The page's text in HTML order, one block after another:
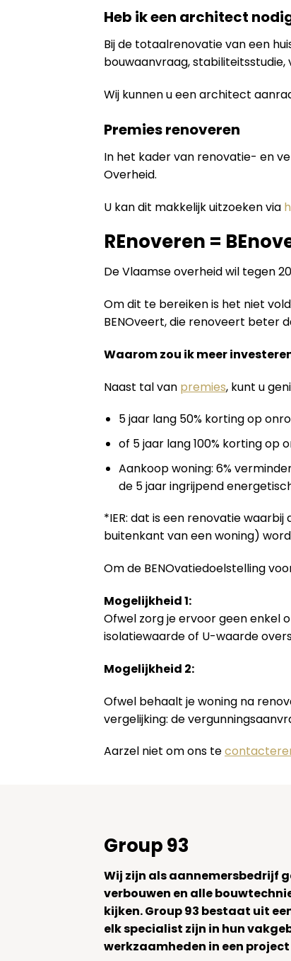
Heb ik een architect
Bij de totaalrenovatie van een
bouwaanvraag, stabiliteitsstudie,
Wij kunnen u een architect
Premies renoveren
In het kader van renovatie- en
Overheid.
U kan dit makkelijk uitzoeken via
REnoveren =
De Vlaamse overheid wil tegen
Om dit te bereiken is het niet
BENOveert, die renoveert beter
Waarom zou ik meer
Naast tal van premies, kunt u
5 jaar lang 50% korting op
of 5 jaar lang 100% korting op
Aankoop woning: 6%
de 5 jaar ingrijpend
*IER: dat is een renovatie
buitenkant van een woning)
Om de BENOvatiedoelstelling
Mogelijkheid 1:
Ofwel zorg je ervoor geen enkel
isolatiewaarde of U-waarde
Mogelijkheid 2:
Ofwel behaalt je woning na
vergelijking: de
Aarzel niet om ons te
Group 93
Wij zijn als aannemersbedrijf
verbouwen en alle
kijken. Group 93 bestaat uit
elk specialist zijn in hun
werkzaamheden in een